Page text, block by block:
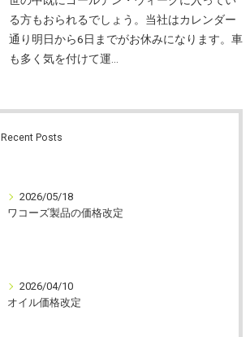
る方もおられるでしょう。当社はカレンダー
通り明日から6日までがお休みになります。車
も多く気を付けて運…
Recent Posts
2026/05/18
ワコーズ製品の価格改定
2026/04/10
オイル価格改定